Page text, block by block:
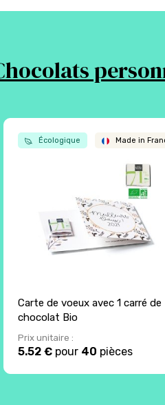
Écologique Made in
Carte de voeux avec 1 carré de
chocolat Bio
Prix unitaire :
5.52 €pour 40 pièces